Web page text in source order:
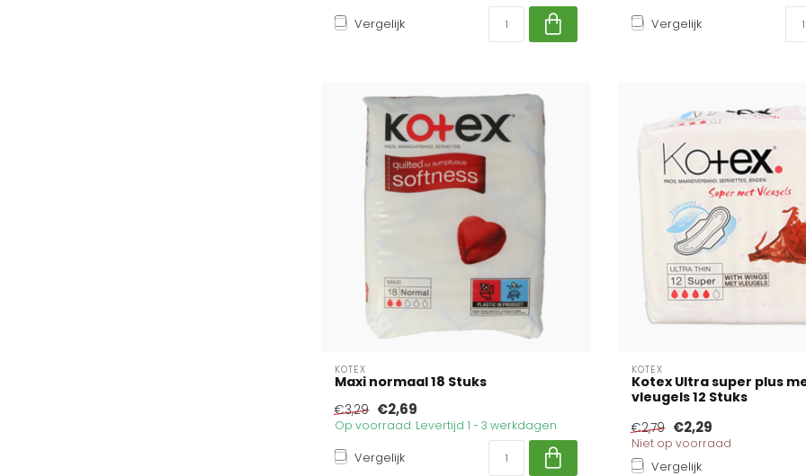
Vergelijk Vergelijk
KOTEX
Maxi normaal 18 Stuks
€3,29 €2,69
Op voorraad. Levertijd 1 - 3 werkdagen
Vergelijk
KOTEX
Kotex Ultra super plus
vleugels 12 Stuks
€2,79 €2,29
Niet op voorraad
Vergelijk